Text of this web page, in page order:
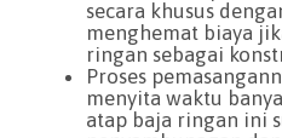
secara khusus
menghemat biaya
ringan sebagai
Proses
menyita waktu
atap baja ringan ini